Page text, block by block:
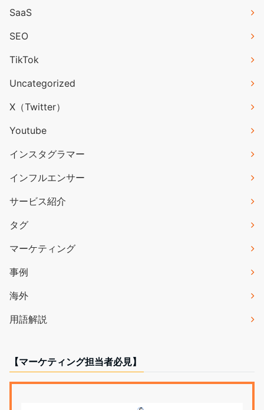
SaaS
SEO
TikTok
Uncategorized
X（Twitter）
Youtube
インスタグラマー
インフルエンサー
サービス紹介
タグ
マーケティング
事例
海外
用語解説
【マーケティング担当者必見】